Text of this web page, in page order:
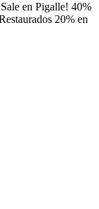
en Pigalle! 40%
20% en